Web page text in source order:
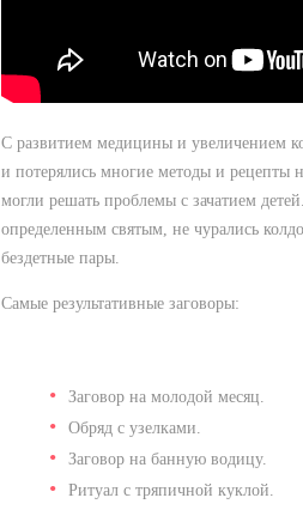
С развитием медицины и увеличением
и потерялись многие методы и рецепты
могли решать проблемы с зачатием
определенным святым, не чурались
бездетные пары.
Самые результативные заговоры:
Заговор на молодой месяц.
Обряд с узелками.
Заговор на банную водицу.
Ритуал с тряпичной куклой.